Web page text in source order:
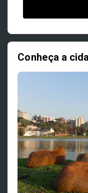
Conheça a